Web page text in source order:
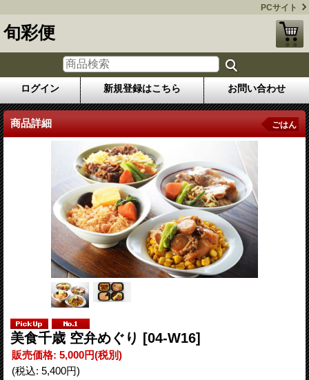
PCサイト
旬彩便
ログイン 新規登録はこちら お問い合わせ
商品詳細 ごはん
美食千歳 空弁めぐり [04-W16]
販売価格: 5,000円(税別)
(税込: 5,400円)